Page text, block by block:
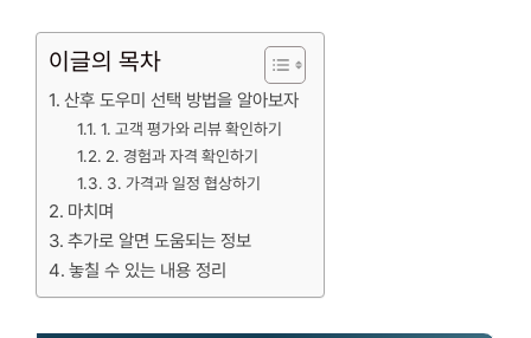
이글의 목차
산후 도우미 선택 방법을 알아보자
1. 고객 평가와 리뷰 확인하기
2. 경험과 자격 확인하기
3. 가격과 일정 협상하기
마치며
추가로 알면 도움되는 정보
놓칠 수 있는 내용 정리